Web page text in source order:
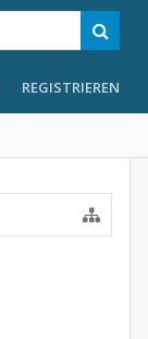
REGISTRIEREN